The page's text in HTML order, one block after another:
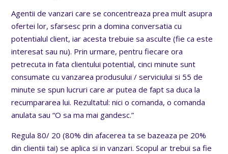
Agentii de vanzari care se concentreaza prea mult asupra
ofertei lor, sfarsesc prin a domina conversatia cu
potentialul client, iar acesta trebuie sa asculte (fie ca este
interesat sau nu). Prin urmare, pentru fiecare ora
petrecuta in fata clientului potential, cinci minute sunt
consumate cu vanzarea produsului / serviciului si 55 de
minute se spun lucruri care ar putea de fapt sa duca la
recumpararea lui. Rezultatul: nici o comanda, o comanda
anulata sau “O sa ma mai gandesc.”
Regula 80/ 20 (80% din afacerea ta se bazeaza pe 20%
din clientii tai) se aplica si in vanzari. Scopul ar trebui sa fie